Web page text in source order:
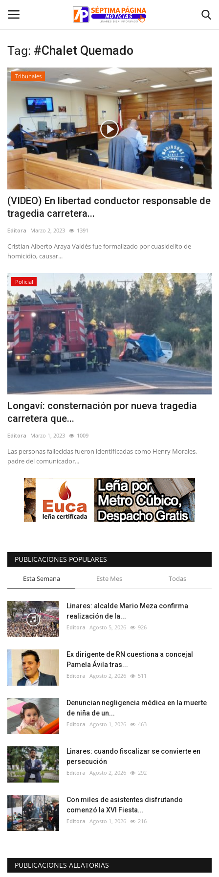
Inicio
Crónica
Policial
Tribunales
Deporte
Política
Espectáculos
Tag: #Chalet Quemado
Tribunales
(VIDEO) En libertad conductor responsable de
tragedia carretera...
Editora Marzo 2, 2023 1391
Cristian Alberto Araya Valdés fue formalizado por cuasidelito de
homicidio, causar...
Policial
Longaví: consternación por nueva tragedia
carretera que...
Editora Marzo 1, 2023 1009
Las personas fallecidas fueron identificadas como Henry Morales,
padre del comunicador...
PUBLICACIONES POPULARES
Esta Semana Este Mes Todas
Linares: alcalde Mario Meza confirma
realización de la...
Editora Agosto 5, 2026 926
Ex dirigente de RN cuestiona a concejal
Pamela Ávila tras...
Editora Agosto 2, 2026 511
Denuncian negligencia médica en la muerte
de niña de un...
Editora Agosto 1, 2026 463
Linares: cuando fiscalizar se convierte en
persecución
Editora Agosto 2, 2026 292
Con miles de asistentes disfrutando
comenzó la XVI Fiesta...
Editora Agosto 1, 2026 216
PUBLICACIONES ALEATORIAS